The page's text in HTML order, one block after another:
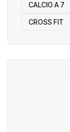
CALCIO A 7
CROSS FIT